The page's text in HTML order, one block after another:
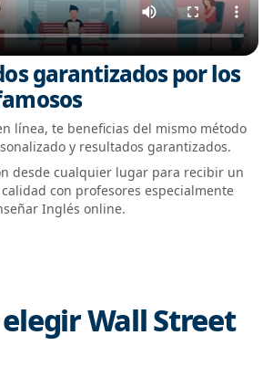
garantizados por los
línea, te beneficias del mismo método
y resultados garantizados.
desde cualquier lugar para recibir un
con profesores especialmente
Inglés online.
Wall Street